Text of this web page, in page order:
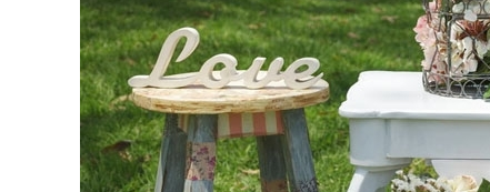
RENDEZVÉNY
DEKORÁCIÓ
ÉRDEKLŐDÉS,ÁRAJÁNLAT
ÖTLETEK
ÖNNEK